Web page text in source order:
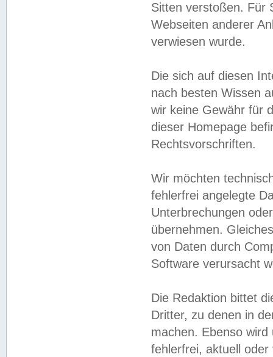
Sitten verstoßen. Für
Webseiten anderer
verwiesen wurde.
Die sich auf diesen
nach besten Wissen
wir keine Gewähr für
dieser Homepage
Rechtsvorschriften.
Wir möchten
fehlerfrei angelegte
Unterbrechungen
übernehmen.
von Daten durch
Software verursacht
Die Redaktion bittet
Dritter, zu denen in
machen. Ebenso
fehlerfrei, aktuell oder